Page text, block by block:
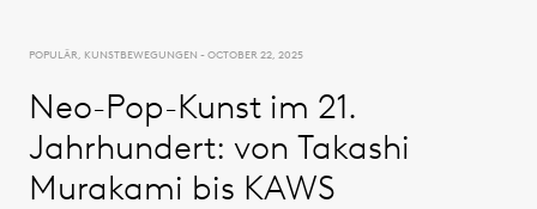
POPULÄR, KUNSTBEWEGUNGEN - OCTOBER 22, 2025
Neo-Pop-Kunst im 21.
Jahrhundert: von Takashi
Murakami bis KAWS